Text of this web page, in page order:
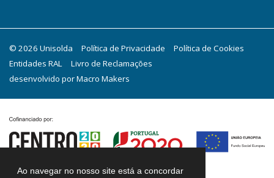
Ao navegar no nosso site está a concordar
© 2026 Unisolda Política de Privacidade
Política de Cookies
Entidades RAL
Livro de Reclamações
desenvolvido porMacro Makers